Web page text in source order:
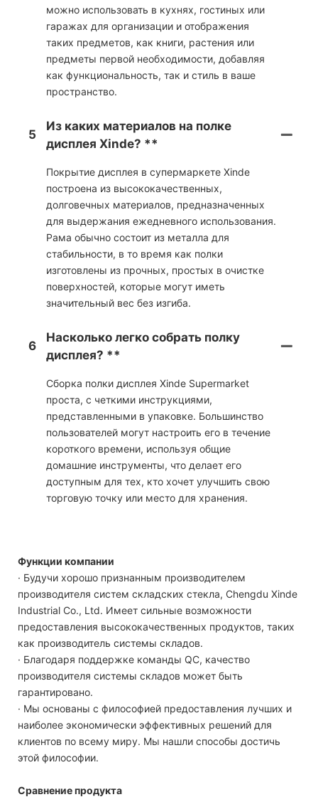
можно использовать в кухнях, гостиных или
гаражах для организации и отображения
таких предметов, как книги, растения или
предметы первой необходимости, добавляя
как функциональность, так и стиль в ваше
пространство.
5
Из каких материалов на полке
дисплея Xinde? **
Покрытие дисплея в супермаркете Xinde
построена из высококачественных,
долговечных материалов, предназначенных
для выдержания ежедневного использования.
Рама обычно состоит из металла для
стабильности, в то время как полки
изготовлены из прочных, простых в очистке
поверхностей, которые могут иметь
значительный вес без изгиба.
6
Насколько легко собрать полку
дисплея? **
Сборка полки дисплея Xinde Supermarket
проста, с четкими инструкциями,
представленными в упаковке. Большинство
пользователей могут настроить его в течение
короткого времени, используя общие
домашние инструменты, что делает его
доступным для тех, кто хочет улучшить свою
торговую точку или место для хранения.
Функции компании
· Будучи хорошо признанным производителем
производителя систем складских стекла, Chengdu Xinde
Industrial Co., Ltd. Имеет сильные возможности
предоставления высококачественных продуктов, таких
как производитель системы складов.
· Благодаря поддержке команды QC, качество
производителя системы складов может быть
гарантировано.
· Мы основаны с философией предоставления лучших и
наиболее экономически эффективных решений для
клиентов по всему миру. Мы нашли способы достичь
этой философии.
Сравнение продукта